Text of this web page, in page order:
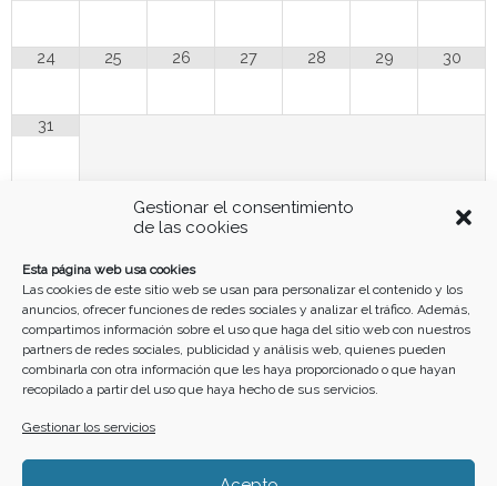
Gestionar el consentimiento
de las cookies
Esta página web usa cookies
Las cookies de este sitio web se usan para personalizar el contenido y los
anuncios, ofrecer funciones de redes sociales y analizar el tráfico. Además,
compartimos información sobre el uso que haga del sitio web con nuestros
partners de redes sociales, publicidad y análisis web, quienes pueden
combinarla con otra información que les haya proporcionado o que hayan
recopilado a partir del uso que haya hecho de sus servicios.
Gestionar los servicios
24 25 26 27 28 29 30
31
Funciona gracias a Simple Calendar
Buscar
Home Cartelera Calendario Crea tu evento